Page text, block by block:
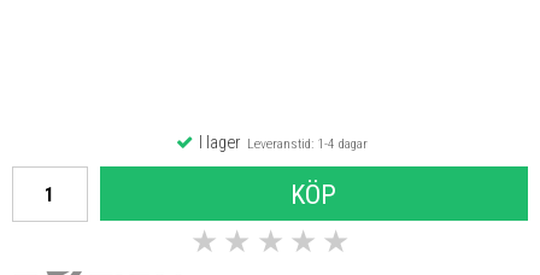
I lagerLeveranstid: 1-4 dagar
KÖP
★ ★ ★ ★ ★